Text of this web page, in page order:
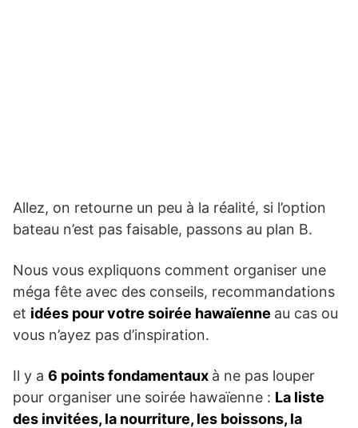
Allez, on retourne un peu à la réalité, si l’option
bateau n’est pas faisable, passons au plan B.
Nous vous expliquons comment organiser une
méga fête avec des conseils, recommandations
et idées pour votre soirée hawaïenne au cas ou
vous n’ayez pas d’inspiration.
Il y a 6 points fondamentaux à ne pas louper
pour organiser une soirée hawaïenne : La liste
des invitées, la nourriture, les boissons, la